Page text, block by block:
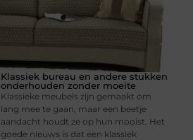
Klassiek bureau en andere stukken
onderhouden zonder moeite
Klassieke meubels zijn gemaakt om
lang mee te gaan, maar een beetje
aandacht houdt ze op hun mooist. Het
goede nieuws is dat een klassiek